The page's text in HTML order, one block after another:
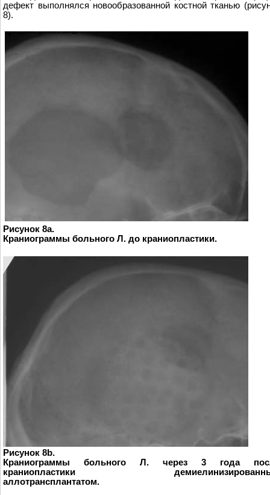
дефект выполнялся новообразованной костной тканью
8).
Рисунок 8a.
Краниограммы больного Л. до краниопластики.
Рисунок 8b.
Краниограммы больного Л. через 3 года
краниопластики
аллотрансплантатом.